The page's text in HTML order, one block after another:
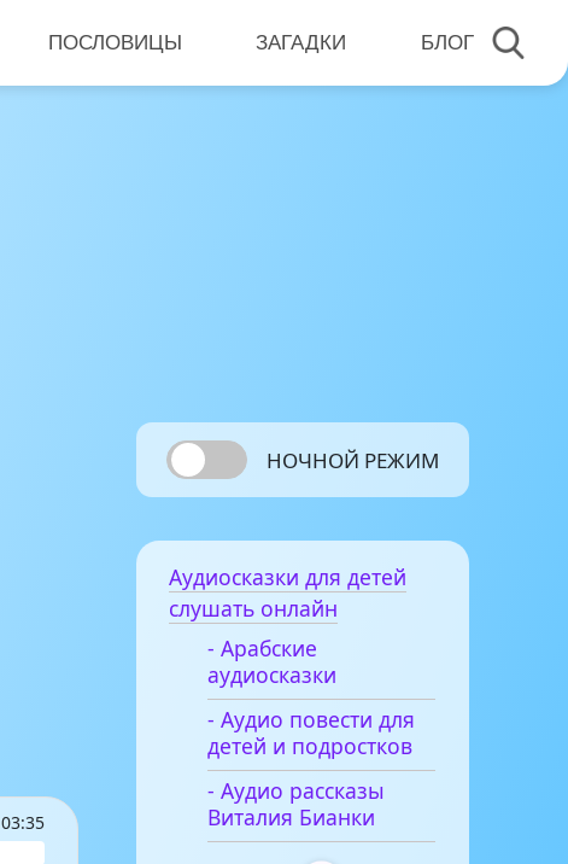
ПОСЛОВИЦЫ ЗАГАДКИ БЛОГ
03:35
НОЧНОЙ РЕЖИМ
Аудиосказки для детей
слушать онлайн
- Арабские
аудиосказки
- Аудио повести для
детей и подростков
- Аудио рассказы
Виталия Бианки